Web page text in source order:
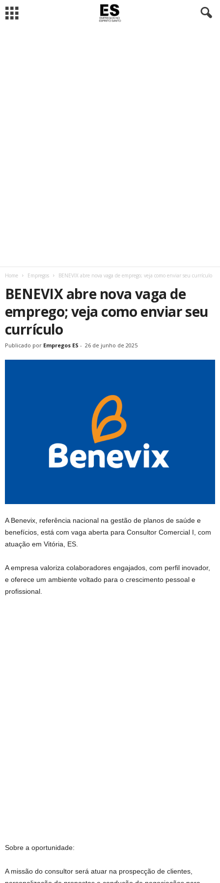
Home Empregos BENEVIX abre nova vaga de emprego; veja como enviar seu currículo
BENEVIX abre nova vaga de
emprego; veja como enviar seu
currículo
Publicado por Empregos ES - 26 de junho de 2025
A Benevix, referência nacional na gestão de planos de saúde e
benefícios, está com vaga aberta para Consultor Comercial I, com
atuação em Vitória, ES.
A empresa valoriza colaboradores engajados, com perfil inovador,
e oferece um ambiente voltado para o crescimento pessoal e
profissional.
Sobre a oportunidade:
A missão do consultor será atuar na prospecção de clientes,